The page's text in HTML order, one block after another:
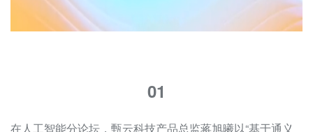
01
在人工智能分论坛，甄云科技产品总监蒋旭曦以“基于通义